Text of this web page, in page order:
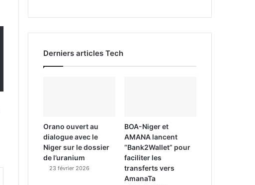
Derniers articles Tech
Orano ouvert au
dialogue avec le
Niger sur le dossier
de l’uranium
23 février 2026
BOA-Niger et
AMANA lancent
“Bank2Wallet” pour
faciliter les
transferts vers
AmanaTa